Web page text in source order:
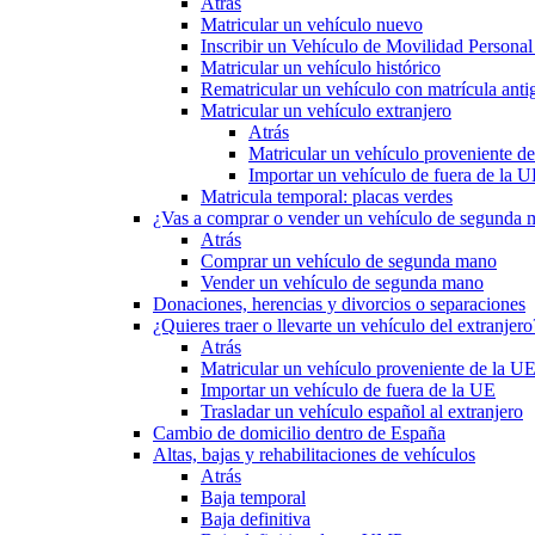
Matricular un vehículo nuevo
Inscribir un Vehículo de Movilidad
Matricular un vehículo histórico
Rematricular un vehículo con matrícula
Matricular un vehículo extranjero
Atrás
Matricular un vehículo proveniente
Importar un vehículo de fuera de la
Matricula temporal: placas verdes
¿Vas a comprar o vender un vehículo de segunda
Atrás
Comprar un vehículo de segunda mano
Vender un vehículo de segunda mano
Donaciones, herencias y divorcios o separaciones
¿Quieres traer o llevarte un vehículo del
Atrás
Matricular un vehículo proveniente de la UE
Importar un vehículo de fuera de la UE
Trasladar un vehículo español al extranjero
Cambio de domicilio dentro de España
Altas, bajas y rehabilitaciones de vehículos
Atrás
Baja temporal
Baja definitiva